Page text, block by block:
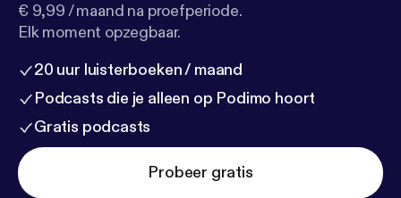
€ 9,99 / maand na proefperiode.
Elk moment opzegbaar.
20 uur luisterboeken / maand
Podcasts die je alleen op Podimo hoort
Gratis podcasts
Probeer gratis